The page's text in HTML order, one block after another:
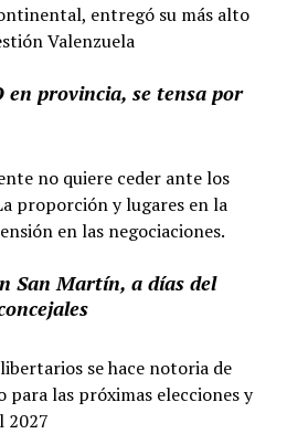
entregó su más alto
Valenzuela
en provincia, se tensa por
no quiere ceder ante los
proporción y lugares en la
en las negociaciones.
San Martín, a días del
se hace notoria de
las próximas elecciones y
2027